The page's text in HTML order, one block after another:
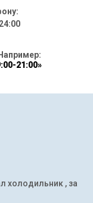
21:00»
холодильник , за